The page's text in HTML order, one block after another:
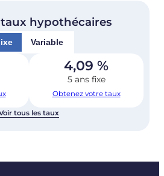
hypothécaires
Variable
4,09 %
5 ans fixe
Obtenez votre taux
tous les taux